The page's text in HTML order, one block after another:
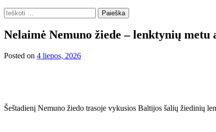
Ieškoti:
Nelaimė Nemuno žiede – lenktynių
Posted on 4 liepos, 2026
Šeštadienį Nemuno žiedo trasoje vykusios Baltijos šalių žiedinių